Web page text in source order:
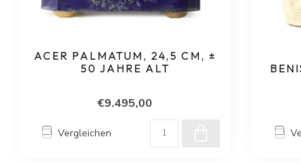
ACER PALMATUM, 24,5 CM, ±
50 JAHRE ALT
€9.495,00
Vergleichen